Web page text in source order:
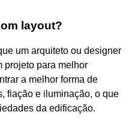
layout?
um arquiteto ou designer
projeto para melhor
a melhor forma de
fiação e iluminação, o que
da edificação.